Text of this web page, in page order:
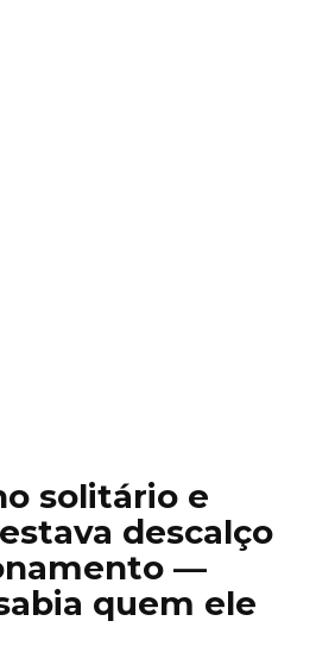
solitário e
descalço
—
quem ele